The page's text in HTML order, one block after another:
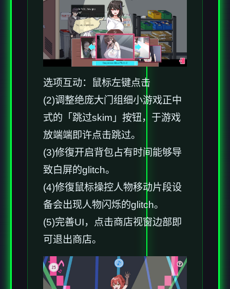
选项互动：鼠标左键点击
(2)调整绝庞大门组细小游戏正中
式的「跳过skim」按钮，于游戏
放端端即许点击跳过。
(3)修復开启背包占有时间能够导
致白屏的glitch。
(4)修復鼠标操控人物移动片段设
备会出现人物闪烁的glitch。
(5)完善UI，点击商店视窗边部即
可退出商店。